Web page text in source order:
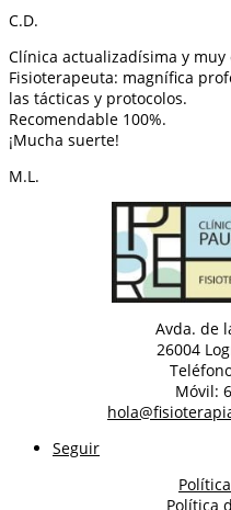
C.D.
Clínica actualizadísima y
Fisioterapeuta: magnífica
las tácticas y protocolos.
Recomendable 100%.
¡Mucha suerte!
M.L.
Avda. de
26004
Móvil:
Seguir
Política